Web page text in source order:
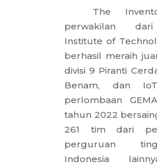
The
perwakilan
Institute of
berhasil meraih
divisi 9 Piranti
Benam, dan
perlombaan
tahun 2022
261 tim dari
perguruan
Indonesia